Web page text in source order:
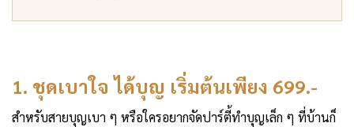
1. ชุดเบาใจ ได้บุญ เริ่มต้นเพียง 699.-
สำหรับสายบุญเบา ๆ หรือใครอยากจัดปาร์ตี้ทำบุญเล็ก ๆ ที่บ้านก็